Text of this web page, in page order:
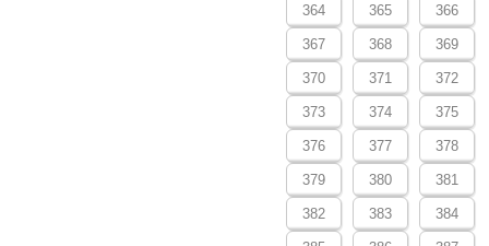
364 365 366
367 368 369
370 371 372
373 374 375
376 377 378
379 380 381
382 383 384